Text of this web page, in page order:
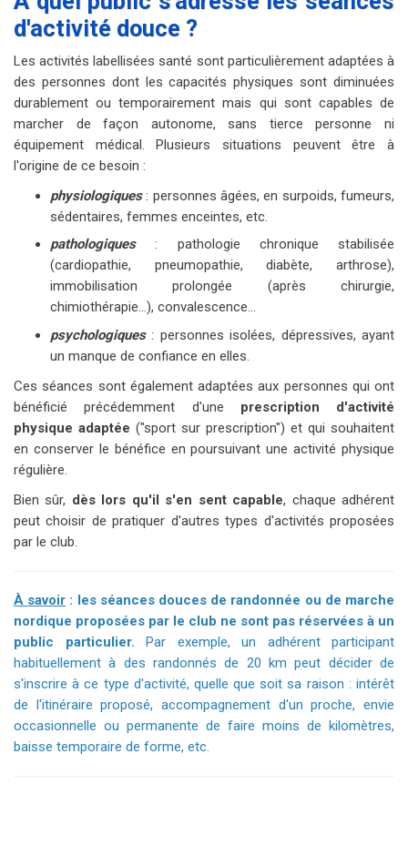
d'activité douce ?
Les activités labellisées santé sont particulièrement adaptées à
des personnes dont les capacités physiques sont diminuées
durablement ou temporairement mais qui sont capables de
marcher de façon autonome, sans tierce personne ni
équipement médical. Plusieurs situations peuvent être à
l'origine de ce besoin :
physiologiques: personnes âgées, en surpoids, fumeurs,
sédentaires, femmes enceintes, etc.
pathologiques: pathologie chronique stabilisée
(cardiopathie, pneumopathie, diabète, arthrose),
immobilisation prolongée (après chirurgie,
chimiothérapie…), convalescence...
psychologiques: personnes isolées, dépressives, ayant
un manque de confiance en elles.
Ces séances sont également adaptées aux personnes qui ont
bénéficié précédemment d'une prescription d'activité
physique adaptée ("sport sur prescription") et qui souhaitent
en conserver le bénéfice en poursuivant une activité physique
régulière.
Bien sûr, dès lors qu'il s'en sent capable, chaque adhérent
peut choisir de pratiquer d'autres types d'activités proposées
par le club.
À savoir : les séances douces de randonnée ou de marche
nordique proposées par le club ne sont pas réservées à un
public particulier. Par exemple, un adhérent participant
habituellement à des randonnés de 20 km peut décider de
s'inscrire à ce type d'activité, quelle que soit sa raison : intérêt
de l'itinéraire proposé, accompagnement d'un proche, envie
occasionnelle ou permanente de faire moins de kilomètres,
baisse temporaire de forme, etc.